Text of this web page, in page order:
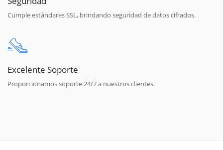
Cumple estándares SSL, brindando seguridad de datos cifrados.
Excelente Soporte
Proporcionamos soporte 24/7 a nuestros clientes.